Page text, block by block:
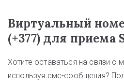
Виртуальный
(+377) для приема
Хотите оставаться на связи с
используя смс-сообщения?